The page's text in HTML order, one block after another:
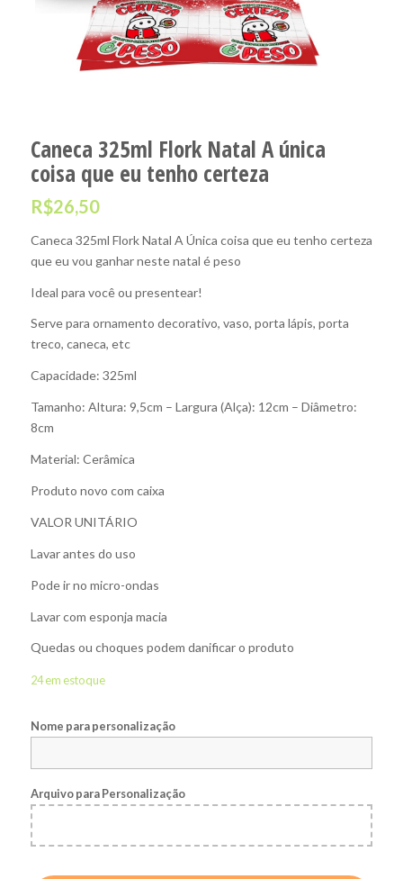
Caneca 325ml Flork Natal A única
coisa que eu tenho certeza
R$26,50
Caneca 325ml Flork Natal A Única coisa que eu tenho certeza
que eu vou ganhar neste natal é peso
Ideal para você ou presentear!
Serve para ornamento decorativo, vaso, porta lápis, porta
treco, caneca, etc
Capacidade: 325ml
Tamanho: Altura: 9,5cm – Largura (Alça): 12cm – Diâmetro:
8cm
Material: Cerâmica
Produto novo com caixa
VALOR UNITÁRIO
Lavar antes do uso
Pode ir no micro-ondas
Lavar com esponja macia
Quedas ou choques podem danificar o produto
24 em estoque
Nome para personalização
Arquivo para Personalização